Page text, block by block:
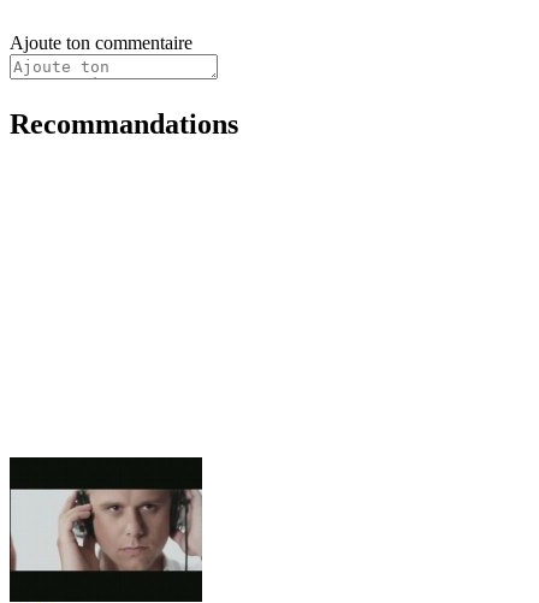
Ajoute ton commentaire
Recommandations